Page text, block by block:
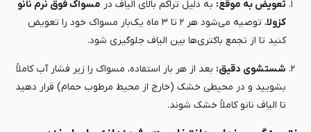
تعویض به موقع: به دلیل تراکم بالای الیاف در مسواک فوق نرم نانو
کزولا
، توصیه می‌شود هر ۲ تا ۳ ماه یک‌بار مسواک خود را تعویض
کنید تا از تجمع باکتری‌ها بین الیاف جلوگیری شود.
شستشوی دقیق: بعد از هر بار استفاده، مسواک را زیر فشار آب کاملاً
بشویید و در محیطی خشک (خارج از محیط مرطوب حمام) قرار دهید
تا الیاف نانو کاملاً خشک شوند.